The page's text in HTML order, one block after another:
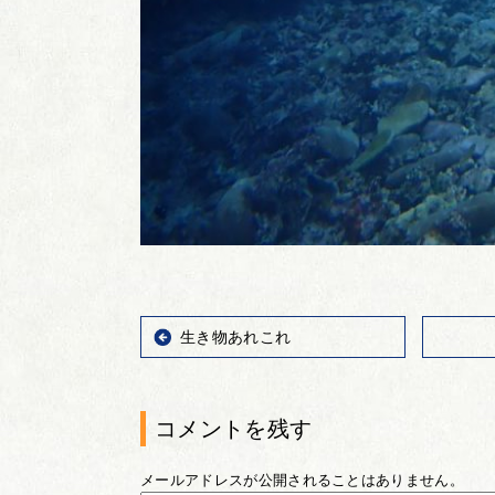
生き物あれこれ
コメントを残す
メールアドレスが公開されることはありません。